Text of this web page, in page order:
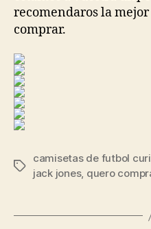
recomendaros la
comprar.
Etiquetas
camisetas de futbol
jack jones, quero